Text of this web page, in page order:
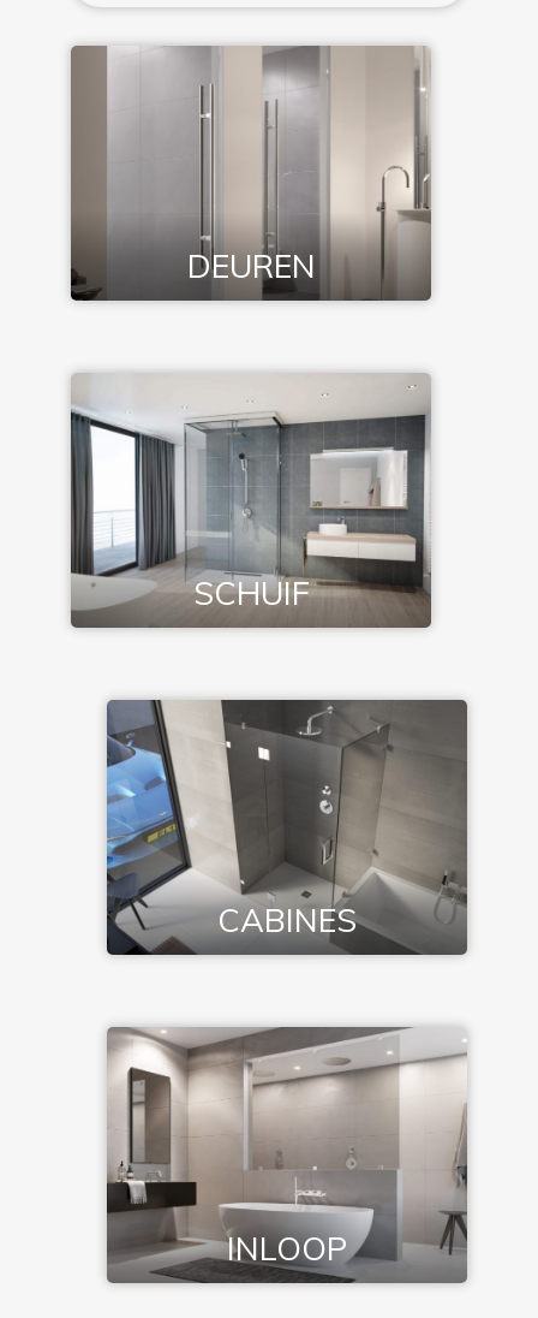
DEUREN
SCHUIF
CABINES
INLOOP